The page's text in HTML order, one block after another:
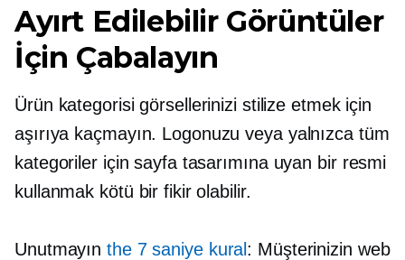
Ayırt Edilebilir Görüntüler
İçin Çabalayın
Ürün kategorisi görsellerinizi stilize etmek için
aşırıya kaçmayın. Logonuzu veya yalnızca tüm
kategoriler için sayfa tasarımına uyan bir resmi
kullanmak kötü bir fikir olabilir.
Unutmayınthe 7 saniyekural : Müşterinizin web